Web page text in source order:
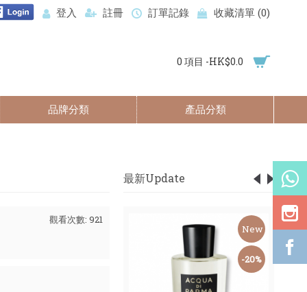
登入 註冊 訂單記錄 收藏清單 (0)
0 項目 -HK$0.0
品牌分類 產品分類
最新Update
New
-20%
觀看次數: 921